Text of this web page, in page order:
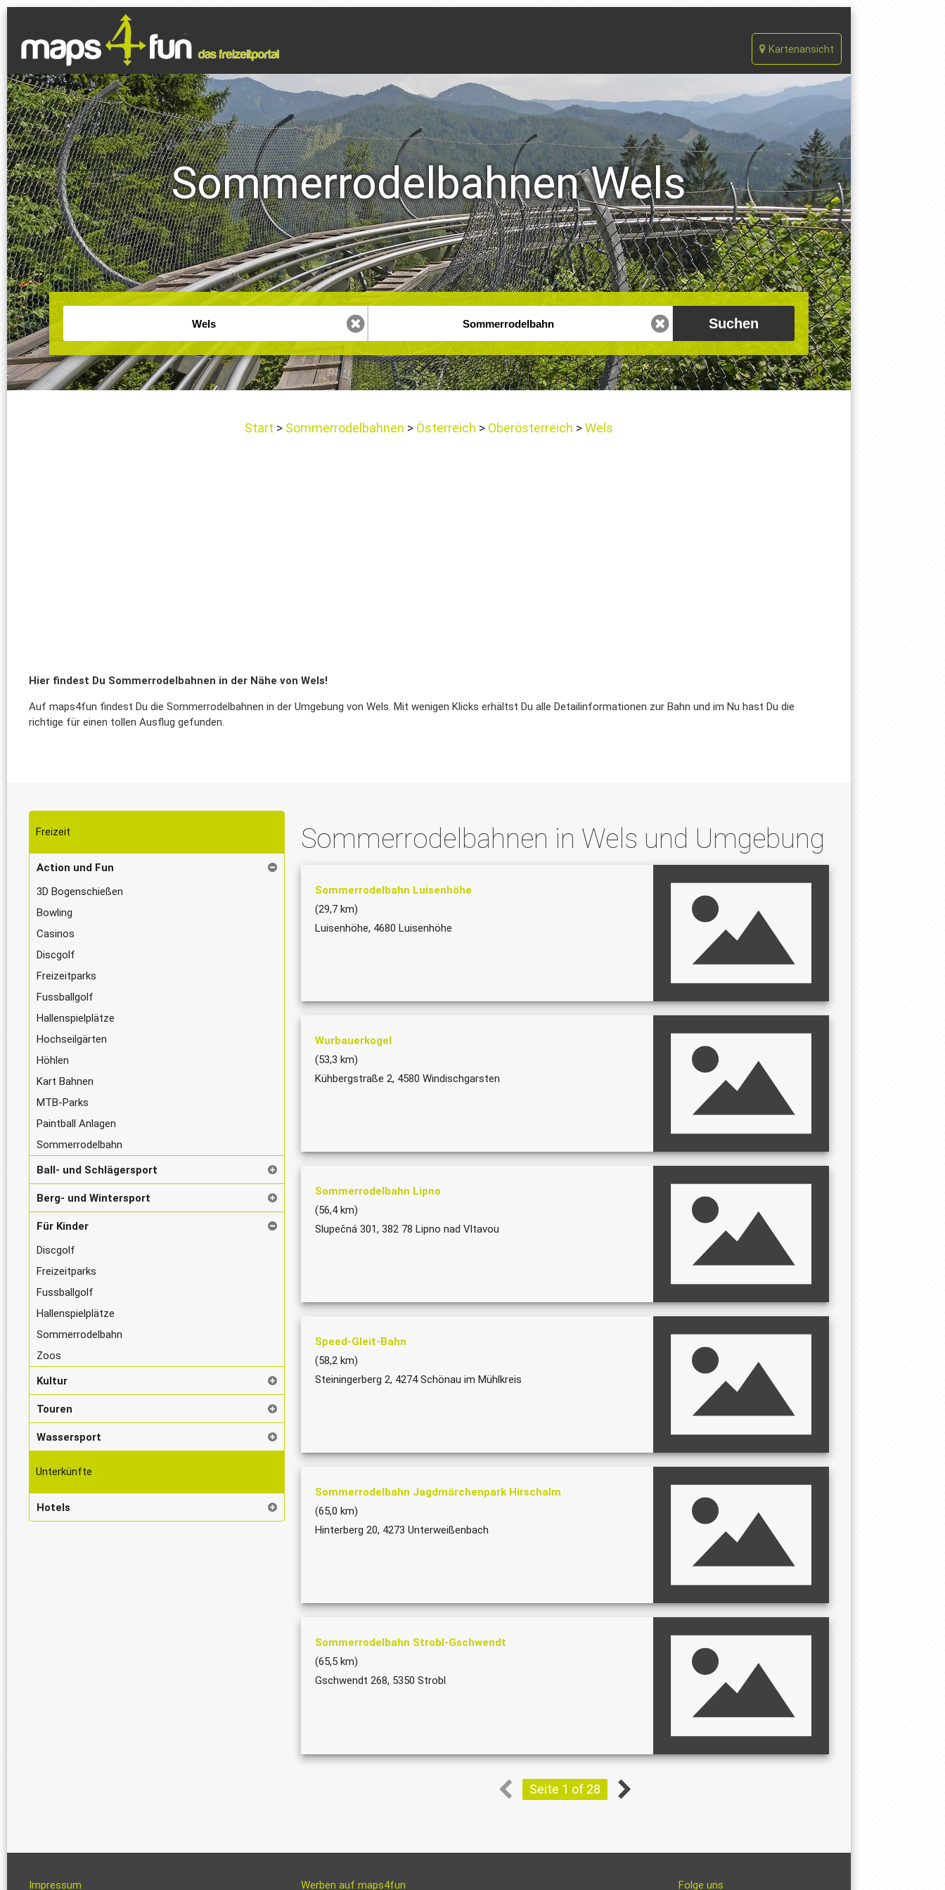
Kartenansicht
Sommerrodelbahnen Wels
Start Sommerrodelbahnen Österreich Oberösterreich Wels
Hier findest Du Sommerrodelbahnen in der Nähe von Wels!
Auf maps4fun findest Du die Sommerrodelbahnen in der Umgebung von Wels. Mit wenigen Klicks erhältst Du alle Detailinformationen zur Bahn und im Nu hast Du die
richtige für einen tollen Ausflug gefunden.
Freizeit
Action und Fun
3D Bogenschießen
Bowling
Casinos
Discgolf
Freizeitparks
Fussballgolf
Hallenspielplätze
Hochseilgärten
Höhlen
Kart Bahnen
MTB-Parks
Paintball Anlagen
Sommerrodelbahn
Ball- und Schlägersport
Berg- und Wintersport
Für Kinder
Discgolf
Freizeitparks
Fussballgolf
Hallenspielplätze
Sommerrodelbahn
Zoos
Kultur
Touren
Wassersport
Unterkünfte
Hotels
Sommerrodelbahnen in Wels und Umgebung
Sommerrodelbahn Luisenhöhe
(29,7 km)
Luisenhöhe, 4680 Luisenhöhe
Wurbauerkogel
(53,3 km)
Kühbergstraße 2, 4580 Windischgarsten
Sommerrodelbahn Lipno
(56,4 km)
Slupečná 301, 382 78 Lipno nad Vltavou
Speed-Gleit-Bahn
(58,2 km)
Steiningerberg 2, 4274 Schönau im Mühlkreis
Sommerrodelbahn Jagdmärchenpark Hirschalm
(65,0 km)
Hinterberg 20, 4273 Unterweißenbach
Sommerrodelbahn Strobl-Gschwendt
(65,5 km)
Gschwendt 268, 5350 Strobl
Seite 1 of 28
Impressum Werben auf maps4fun Folge uns